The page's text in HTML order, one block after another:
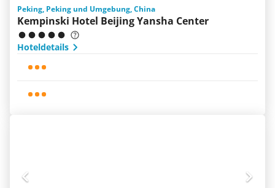
Peking, Peking und Umgebung, China
Kempinski Hotel Beijing Yansha Center
Hoteldetails